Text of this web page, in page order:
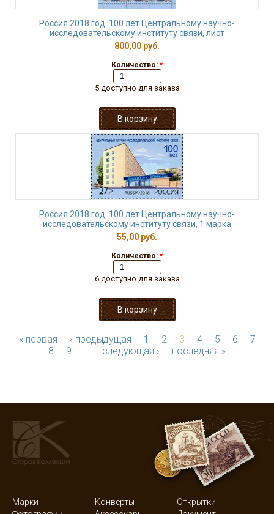
Россия 2018 год. 100 лет Центральному научно-
исследовательскому институту связи, лист
800,00 руб.
Количество: *
5 доступно для заказа
Россия 2018 год. 100 лет Центральному научно-
исследовательскому институту связи, 1 марка
55,00 руб.
Количество: *
6 доступно для заказа
« первая ‹ предыдущая 1 2 3 4 5 6
7
8
9 … следующая › последняя »
Марки Конверты
Открытки